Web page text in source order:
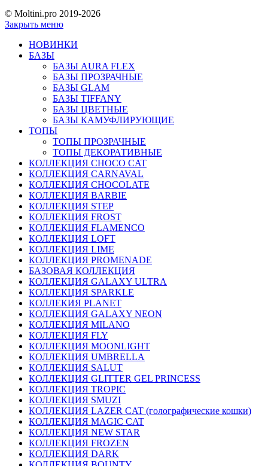
© Moltini.pro 2019-2026
Закрыть меню
НОВИНКИ
БАЗЫ
БАЗЫ AURA FLEX
БАЗЫ ПРОЗРАЧНЫЕ
БАЗЫ GLAM
БАЗЫ TIFFANY
БАЗЫ ЦВЕТНЫЕ
БАЗЫ КАМУФЛИРУЮЩИЕ
ТОПЫ
ТОПЫ ПРОЗРАЧНЫЕ
ТОПЫ ДЕКОРАТИВНЫЕ
КОЛЛЕКЦИЯ CHOCO CAT
КОЛЛЕКЦИЯ CARNAVAL
КОЛЛЕКЦИЯ CHOCOLATE
КОЛЛЕКЦИЯ BARBIE
КОЛЛЕКЦИЯ STEP
КОЛЛЕКЦИЯ FROST
КОЛЛЕКЦИЯ FLAMENCO
КОЛЛЕКЦИЯ LOFT
КОЛЛЕКЦИЯ LIME
КОЛЛЕКЦИЯ PROMENADE
БАЗОВАЯ КОЛЛЕКЦИЯ
КОЛЛЕКЦИЯ GALAXY ULTRA
КОЛЛЕКЦИЯ SPARKLE
КОЛЛЕКИЯ PLANET
КОЛЛЕКЦИЯ GALAXY NEON
КОЛЛЕКЦИЯ MILANO
КОЛЛЕКЦИЯ FLY
КОЛЛЕКЦИЯ MOONLIGHT
КОЛЛЕКЦИЯ UMBRELLA
КОЛЛЕКЦИЯ SALUT
КОЛЛЕКЦИЯ GLITTER GEL PRINCESS
КОЛЛЕКЦИЯ TROPIC
КОЛЛЕКЦИЯ SMUZI
КОЛЛЕКЦИЯ LAZER CAT (голографические кошки)
КОЛЛЕКЦИЯ MAGIC CAT
КОЛЛЕКЦИЯ NEW STAR
КОЛЛЕКЦИЯ FROZEN
КОЛЛЕКЦИЯ DARK